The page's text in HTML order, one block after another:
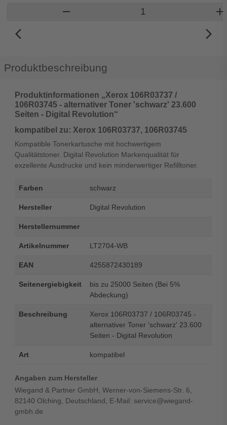
remove Produkt Warenkorbadd
arrow_back_ios_new
arrow_forward_ios
Produktbeschreibung
Produktinformationen „Xerox 106R03737 /
106R03745 - alternativer Toner 'schwarz' 23.600
Seiten - Digital Revolution“
kompatibel zu: Xerox 106R03737, 106R03745
Kompatible Tonerkartusche mit hochwertigem
Qualitätstoner. Digital Revolution Markenqualität für
exzellente Ausdrucke und kein minderwertiger Refilltoner.
Farben schwarz
Hersteller Digital Revolution
Herstellernummer
Artikelnummer LT2704-WB
EAN 4255872430189
Seitenergiebigkeit
bis zu 25000 Seiten (Bei 5%
Abdeckung)
Beschreibung
Xerox 106R03737 / 106R03745 -
alternativer Toner 'schwarz' 23.600
Seiten - Digital Revolution
Art kompatibel
Angaben zum Hersteller
Wiegand & Partner GmbH, Werner-von-Siemens-Str. 6,
82140 Olching, Deutschland, E-Mail: service@wiegand-
gmbh.de